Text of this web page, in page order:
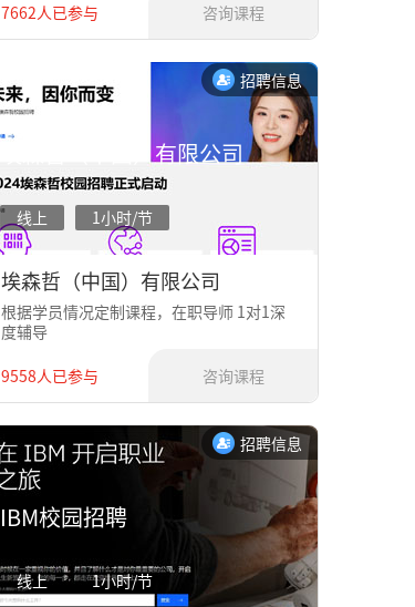
7662人已参与
咨询课程
招聘信息
埃森哲（中国）有限公司
线上 1小时/节
埃森哲（中国）有限公司
根据学员情况定制课程，在职导师 1对1深
度辅导
9558人已参与
咨询课程
招聘信息
IBM校园招聘
线上 1小时/节